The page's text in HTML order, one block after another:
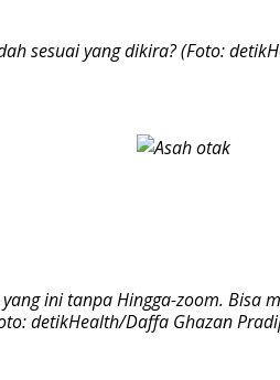
sesuai yang dikira? (Foto:
ini tanpa Hingga-zoom. Bisa
detikHealth/Daffa Ghazan